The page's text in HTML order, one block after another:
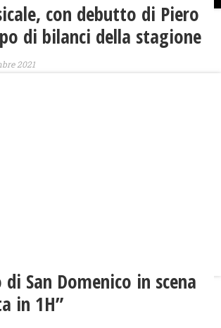
con debutto di Piero
di bilanci della stagione
2021
San Domenico in scena
in 1H”